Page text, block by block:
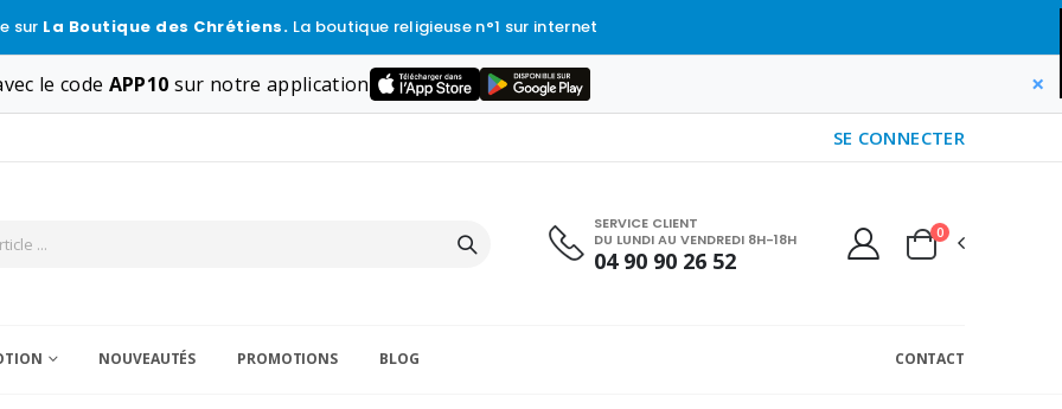
sur La Boutique des Chrétiens. La boutique religieuse n°1 sur internet
le code APP10 sur notre application ×
SE CONNECTER
SERVICE CLIENT
DU LUNDI AU VENDREDI 8H-18H
04 90 90 26 52
0
NOUVEAUTÉS PROMOTIONS BLOG CONTACT